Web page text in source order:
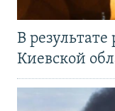
В результате
Киевской